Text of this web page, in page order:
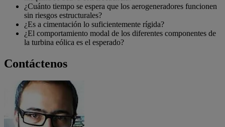
¿Cuánto tiempo se espera que los aerogeneradores funcionen
sin riesgos estructurales?
¿Es a cimentación lo suficientemente rígida?
¿El comportamiento modal de los diferentes componentes de
la turbina eólica es el esperado?
Contáctenos